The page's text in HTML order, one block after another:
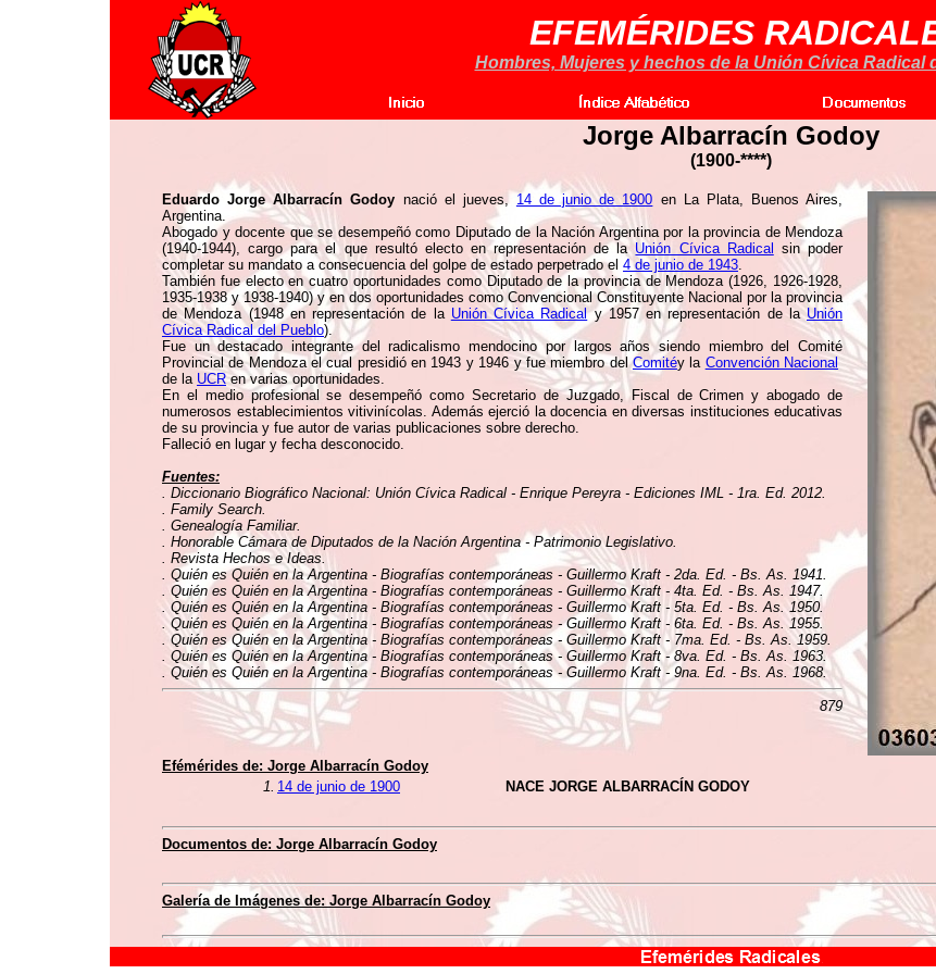
EFEMÉRIDES
Hombres, Mujeres y hechos de la Unión Cívica Radical
Jorge Albarracín Godoy
(1900-****)
Eduardo Jorge Albarracín Godoy nació el jueves, 14 de junio de 1900 en La Plata, Buenos Aires,
Argentina.
Abogado y docente que se desempeñó como Diputado de la Nación Argentina por la provincia de Mendoza
(1940-1944), cargo para el que resultó electo en representación de la Unión Cívica Radical sin poder
completar su mandato a consecuencia del golpe de estado perpetrado el 4 de junio de 1943.
También fue electo en cuatro oportunidades como Diputado de la provincia de Mendoza (1926, 1926-1928,
1935-1938 y 1938-1940) y en dos oportunidades como Convencional Constituyente Nacional por la provincia
de Mendoza (1948 en representación de la Unión Cívica Radicaly 1957 en representación de laUnión
Cívica Radical del Pueblo).
Fue un destacado integrante del radicalismo mendocino por largos años siendo miembro del Comité
Provincial de Mendoza el cual presidió en 1943 y 1946 y fue miembro delComitéy la Convención Nacional
de la UCRen varias oportunidades.
En el medio profesional se desempeñó como Secretario de Juzgado, Fiscal de Crimen y abogado de
numerosos establecimientos vitivinícolas. Además ejerció la docencia en diversas instituciones educativas
de su provincia y fue autor de varias publicaciones sobre derecho.
Falleció en lugar y fecha desconocido.
Fuentes:
. Diccionario Biográfico Nacional: Unión Cívica Radical - Enrique Pereyra - Ediciones IML - 1ra. Ed. 2012.
. Family Search.
. Genealogía Familiar.
. Honorable Cámara de Diputados de la Nación Argentina - Patrimonio Legislativo.
. Revista Hechos e Ideas.
. Quién es Quién en la Argentina - Biografías contemporáneas - Guillermo Kraft - 2da. Ed. - Bs. As. 1941.
. Quién es Quién en la Argentina - Biografías contemporáneas - Guillermo Kraft - 4ta. Ed. - Bs. As. 1947.
. Quién es Quién en la Argentina - Biografías contemporáneas - Guillermo Kraft - 5ta. Ed. - Bs. As. 1950.
. Quién es Quién en la Argentina - Biografías contemporáneas - Guillermo Kraft - 6ta. Ed. - Bs. As. 1955.
. Quién es Quién en la Argentina - Biografías contemporáneas - Guillermo Kraft - 7ma. Ed. - Bs. As. 1959.
. Quién es Quién en la Argentina - Biografías contemporáneas - Guillermo Kraft - 8va. Ed. - Bs. As. 1963.
. Quién es Quién en la Argentina - Biografías contemporáneas - Guillermo Kraft - 9na. Ed. - Bs. As. 1968.
879
Efémérides de: Jorge Albarracín Godoy
1. 14 de junio de 1900 NACE JORGE ALBARRACÍN GODOY
Documentos de: Jorge Albarracín Godoy
Galería de Imágenes de: Jorge Albarracín Godoy